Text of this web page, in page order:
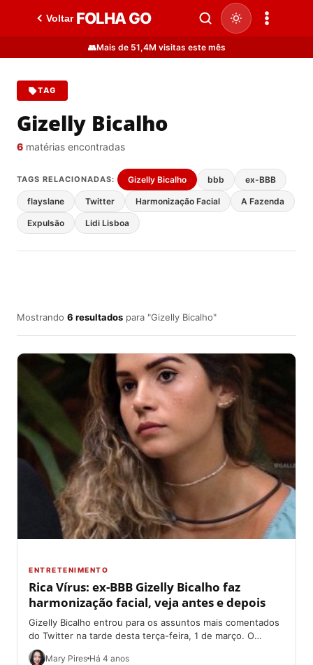
Voltar FOLHA GO
👥Mais de 51,4M visitas este mês
TAG
Gizelly Bicalho
6 matérias encontradas
TAGS RELACIONADAS: Gizelly Bicalho bbb ex-BBB
flayslane Twitter Harmonização Facial A Fazenda
Expulsão Lidi Lisboa
Mostrando 6 resultados para "Gizelly Bicalho"
ENTRETENIMENTO
Rica Vírus: ex-BBB Gizelly Bicalho faz
harmonização facial, veja antes e depois
Gizelly Bicalho entrou para os assuntos mais comentados
do Twitter na tarde desta terça-feira, 1 de março. O
motivo? Foi porque a...
Mary Pires Há 4 anos